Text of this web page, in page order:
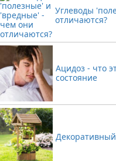
Углеводы
отличаются?
Ацидоз - что
состояние